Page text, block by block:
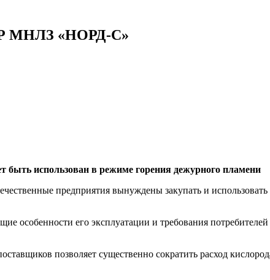
МНЛЗ «НОРД-С»
быть использован в режиме горения дежурного пламени
предприятия вынуждены закупать и
особенности его эксплуатации и требования
позволяет существенно сократить расход